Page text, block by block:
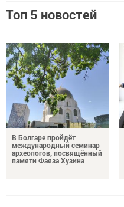
Топ 5 новостей
В Болгаре пройдёт
международный семинар
археологов, посвящённый
памяти Фаяза Хузина